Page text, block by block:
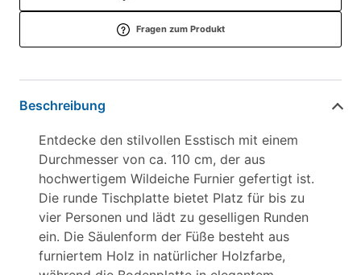
Fragen zum Produkt
Beschreibung
Entdecke den stilvollen Esstisch mit einem
Durchmesser von ca. 110 cm, der aus
hochwertigem Wildeiche Furnier gefertigt ist.
Die runde Tischplatte bietet Platz für bis zu
vier Personen und lädt zu geselligen Runden
ein. Die Säulenform der Füße besteht aus
furniertem Holz in natürlicher Holzfarbe,